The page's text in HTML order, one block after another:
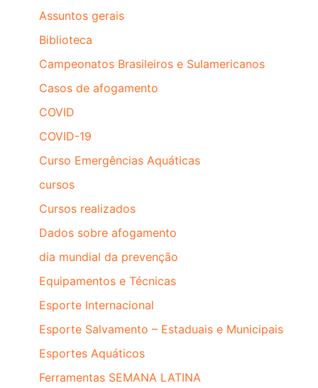
Assuntos gerais
Biblioteca
Campeonatos Brasileiros e Sulamericanos
Casos de afogamento
COVID
COVID-19
Curso Emergências Aquáticas
cursos
Cursos realizados
Dados sobre afogamento
dia mundial da prevenção
Equipamentos e Técnicas
Esporte Internacional
Esporte Salvamento – Estaduais e Municipais
Esportes Aquáticos
Ferramentas SEMANA LATINA